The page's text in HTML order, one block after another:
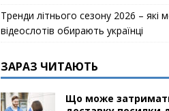
Тренди літнього сезону 2026 – які
відеослотів обирають українці
ЗАРАЗ ЧИТАЮТЬ
Що може